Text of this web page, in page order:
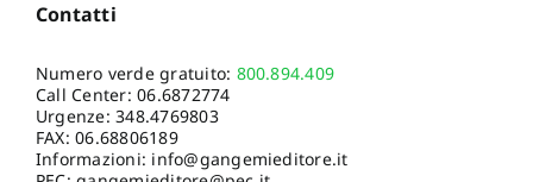
Contatti
Numero verde gratuito: 800.894.409
Call Center:06.6872774
Urgenze:348.4769803
FAX: 06.68806189
Informazioni: info@gangemieditore.it